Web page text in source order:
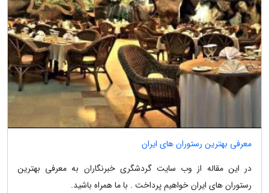
معرفی بهترین رستوران های ایران
در این مقاله از وب سایت گردشگری خبرنگاران به معرفی بهترین
رستوران های ایران خواهیم پرداخت . با ما همراه باشید.